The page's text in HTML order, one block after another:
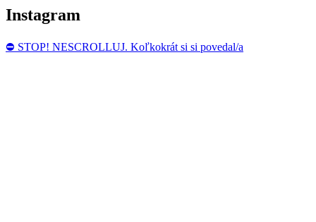
Instagram
⛔ STOP! NESCROLLUJ. Koľkokrát si si povedal/a